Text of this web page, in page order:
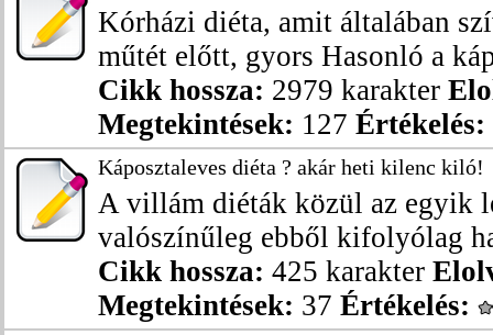
Kórházi diéta, amit általában
műtét előtt, gyors Hasonló a
Cikk hossza: 2979 karakter
Megtekintések: 127 Értékelés:
Káposztaleves diéta ? akár heti kilenc kiló!
A villám diéták közül az egyik
valószínűleg ebből kifolyólag
Cikk hossza: 425 karakter
Megtekintések: 37 Értékelés: